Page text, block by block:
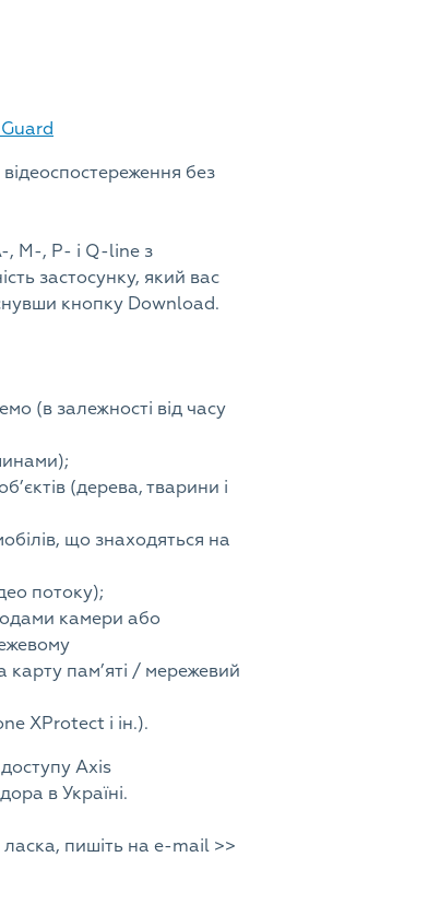
без
, M-, P- і Q-line з
застосунку, який вас
кнопку Download.
(в залежності від часу
(дерева, тварини і
що знаходяться на
потоку);
камери або
карту пам’яті / мережевий
XProtect і ін.).
Axis
в Україні.
пишіть на e-mail >>